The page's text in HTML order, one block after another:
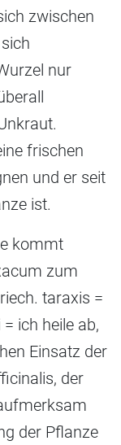
zwischen
nur
frischen
und er seit
ist.
kommt
zum
taraxis =
ich heile ab,
Einsatz der
der
der Pflanze